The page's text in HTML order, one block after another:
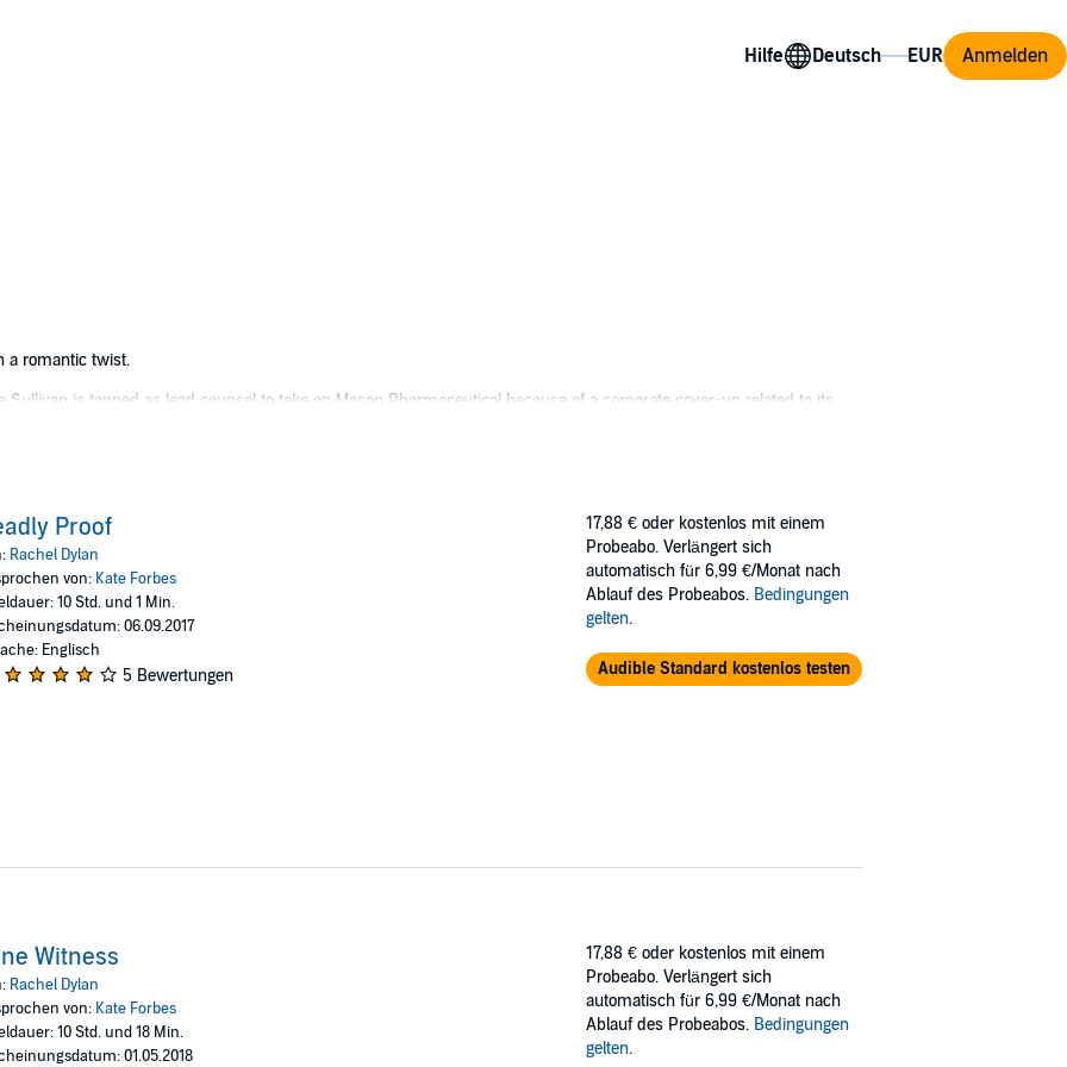
Hilfe Anmelden
a romantic twist.
Sullivan is tapped as lead counsel to take on Mason Pharmaceutical because of a corporate cover-up related to its
the stakes are much higher than her other lawsuits.
Landon James is still haunted by mistakes made while serving overseas. Trying to forget the past, he is hired by
soon suspects that the company may be engaging in a dangerous game for profit. He also soon finds himself
intent on keeping Kate safe, but as the case deepens, it appears someone is willing to risk everything - even
Proof
Rachel Dylan
von: Kate Forbes
10 Std. und 1 Min.
06.09.2017
Englisch
5 Bewertungen
17,88 € oder kostenlos mit einem
Probeabo. Verlängert sich
automatisch für 6,99 €/Monat nach
Ablauf des Probeabos. Bedingungen
gelten.
Audible Standard kostenlos testen
Witness
Rachel Dylan
von: Kate Forbes
10 Std. und 18 Min.
01.05.2018
17,88 € oder kostenlos mit einem
Probeabo. Verlängert sich
automatisch für 6,99 €/Monat nach
Ablauf des Probeabos. Bedingungen
gelten.